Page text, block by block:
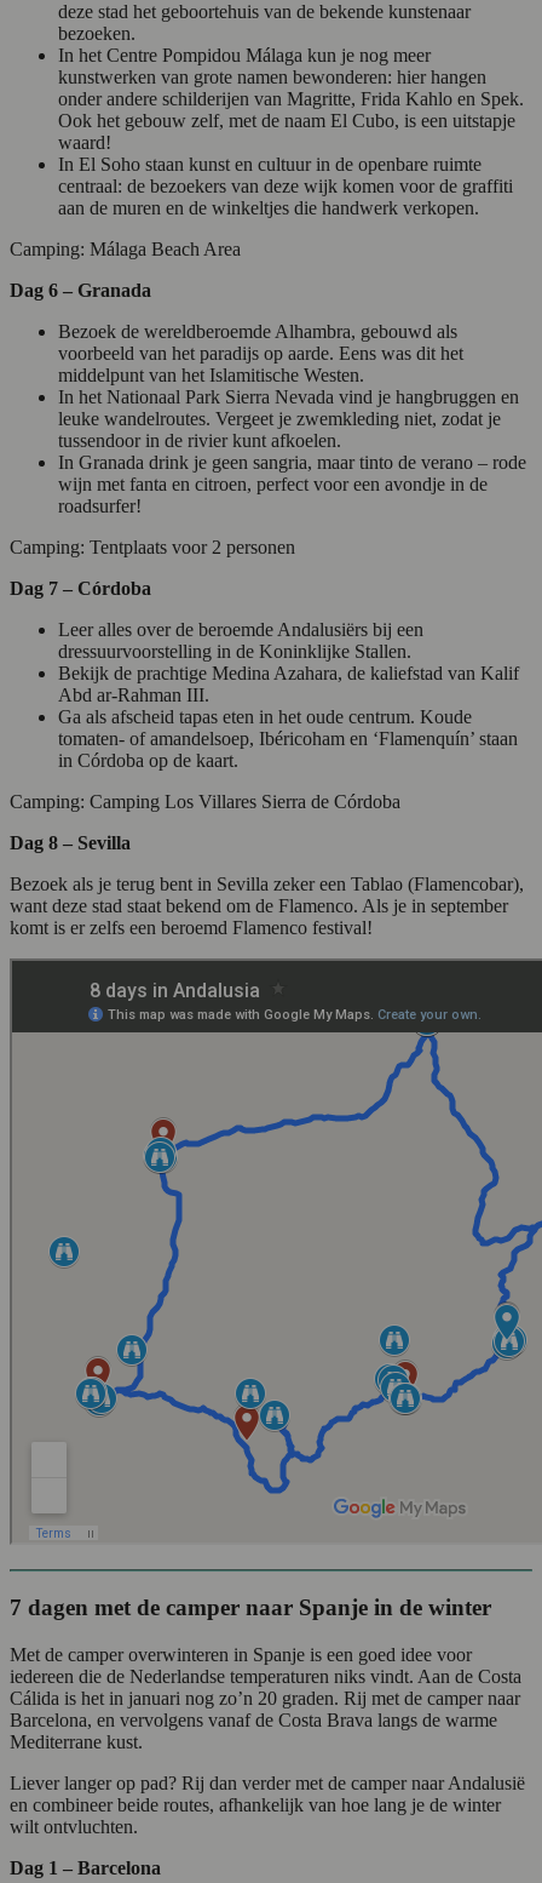
deze stad het geboortehuis van de bekende kunstenaar
bezoeken.
In het Centre Pompidou Málaga kun je nog meer
kunstwerken van grote namen bewonderen: hier hangen
onder andere schilderijen van Magritte, Frida Kahlo en Spek.
Ook het gebouw zelf, met de naam El Cubo, is een uitstapje
waard!
In El Soho staan kunst en cultuur in de openbare ruimte
centraal: de bezoekers van deze wijk komen voor de graffiti
aan de muren en de winkeltjes die handwerk verkopen.
Camping: Málaga Beach Area
Dag 6 – Granada
Bezoek de wereldberoemde Alhambra, gebouwd als
voorbeeld van het paradijs op aarde. Eens was dit het
middelpunt van het Islamitische Westen.
In het Nationaal Park Sierra Nevada vind je hangbruggen en
leuke wandelroutes. Vergeet je zwemkleding niet, zodat je
tussendoor in de rivier kunt afkoelen.
In Granada drink je geen sangria, maar tinto de verano – rode
wijn met fanta en citroen, perfect voor een avondje in de
roadsurfer!
Camping: Tentplaats voor 2 personen
Dag 7 – Córdoba
Leer alles over de beroemde Andalusiërs bij een
dressuurvoorstelling in de Koninklijke Stallen.
Bekijk de prachtige Medina Azahara, de kaliefstad van Kalif
Abd ar-Rahman III.
Ga als afscheid tapas eten in het oude centrum. Koude
tomaten- of amandelsoep, Ibéricoham en ‘Flamenquín’ staan
in Córdoba op de kaart.
Camping: Camping Los Villares Sierra de Córdoba
Dag 8 – Sevilla
Bezoek als je terug bent in Sevilla zeker een Tablao (Flamencobar),
want deze stad staat bekend om de Flamenco. Als je in september
komt is er zelfs een beroemd Flamenco festival!
7 dagen met de camper naar Spanje in de winter
Met de camper overwinteren in Spanje is een goed idee voor
iedereen die de Nederlandse temperaturen niks vindt. Aan de Costa
Cálida is het in januari nog zo’n 20 graden. Rij met de camper naar
Barcelona, en vervolgens vanaf de Costa Brava langs de warme
Mediterrane kust.
Liever langer op pad? Rij dan verder met de camper naar Andalusië
en combineer beide routes, afhankelijk van hoe lang je de winter
wilt ontvluchten.
Dag 1 – Barcelona